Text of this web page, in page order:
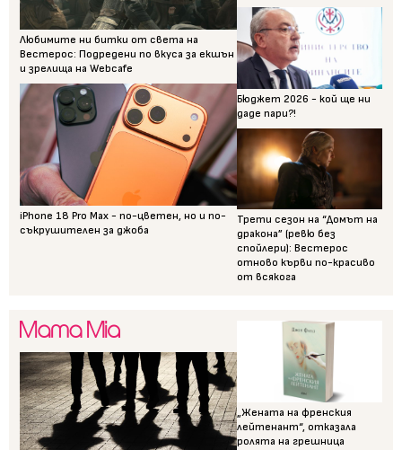
Любимите ни битки от света на
Вестерос: Подредени по вкуса за екшън
и зрелища на Webcafe
iPhone 18 Pro Max - по-цветен, но и по-
съкрушителен за джоба
Бюджет 2026 - кой ще ни
даде пари?!
Трети сезон на “Домът на
дракона” (ревю без
спойлери): Вестерос
отново кърви по-красиво
от всякога
„Жената на френския
лейтенант“, отказала
ролята на грешница